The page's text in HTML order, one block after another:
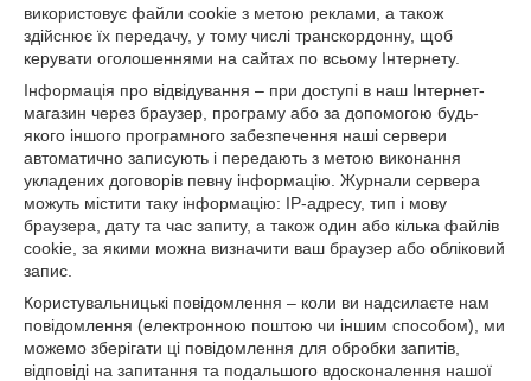
використовує файли cookie з метою реклами, а також
здійснює їх передачу, у тому числі транскордонну, щоб
керувати оголошеннями на сайтах по всьому Інтернету.
Інформація про відвідування – при доступі в наш Інтернет-
магазин через браузер, програму або за допомогою будь-
якого іншого програмного забезпечення наші сервери
автоматично записують і передають з метою виконання
укладених договорів певну інформацію. Журнали сервера
можуть містити таку інформацію: IP-адресу, тип і мову
браузера, дату та час запиту, а також один або кілька файлів
cookie, за якими можна визначити ваш браузер або обліковий
запис.
Користувальницькі повідомлення – коли ви надсилаєте нам
повідомлення (електронною поштою чи іншим способом), ми
можемо зберігати ці повідомлення для обробки запитів,
відповіді на запитання та подальшого вдосконалення нашої